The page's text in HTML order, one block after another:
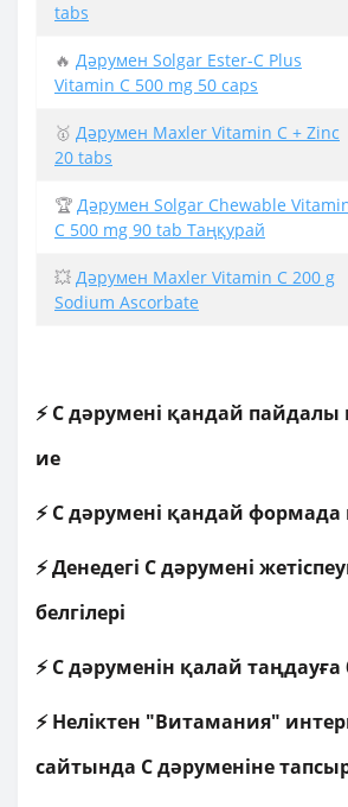
tabs
🔥 Дәрумен Solgar Ester-C Plus
Vitamin C 500 mg 50 caps
🥇 Дәрумен Maxler Vitamin C + Zinc
20 tabs
🏆 Дәрумен Solgar Chewable
C 500 mg 90 tab Таңқурай
💥 Дәрумен Maxler Vitamin C 200 g
Sodium Ascorbate
⚡ С дәрумені қандай пайдалы
ие
⚡ С дәрумені қандай
⚡ Денедегі С дәрумені
белгілері
⚡ С дәруменін қалай
⚡ Неліктен "Витамания"
сайтында С дәруменіне